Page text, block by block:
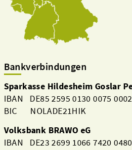
Bankverbindungen
Sparkasse Hildesheim Goslar
IBAN DE85 2595 0130 0075
BIC NOLADE21HIK
Volksbank BRAWO eG
IBAN DE23 2699 1066 7420